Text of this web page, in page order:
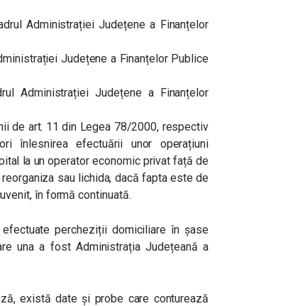
Administrației Județene a Finanțelor
Județene a Finanțelor Publice
Administrației Județene a Finanțelor
de art. 11 din Legea 78/2000, respectiv
înlesnirea efectuării unor operațiuni
la un operator economic privat față de
sau lichida, dacă fapta este de
în formă continuată.
percheziții domiciliare în șase
una a fost Administrația Județeană a
există date și probe care conturează